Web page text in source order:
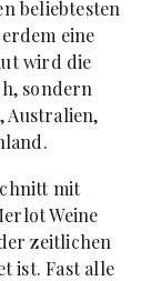
beliebtesten
eine
wird die
sondern
Australien,
mit
Weine
zeitlichen
ist. Fast alle